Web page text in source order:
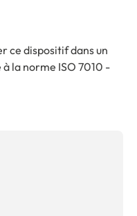
ce dispositif dans un
la norme ISO 7010 -